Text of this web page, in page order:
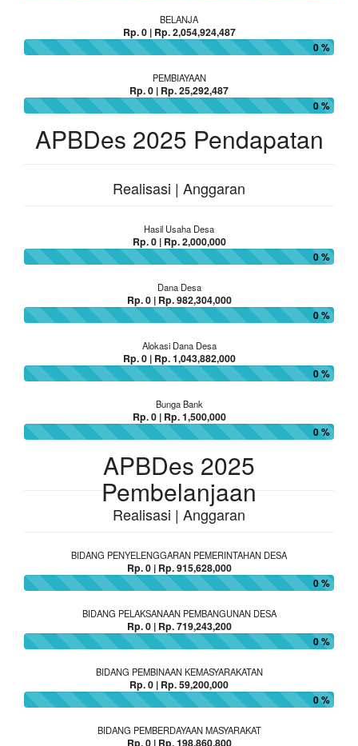
BELANJA
Rp. 0 | Rp. 2,054,924,487
0 %
PEMBIAYAAN
Rp. 0 | Rp. 25,292,487
0 %
APBDes 2025 Pendapatan
Realisasi | Anggaran
Hasil Usaha Desa
Rp. 0 | Rp. 2,000,000
0 %
Dana Desa
Rp. 0 | Rp. 982,304,000
0 %
Alokasi Dana Desa
Rp. 0 | Rp. 1,043,882,000
0 %
Bunga Bank
Rp. 0 | Rp. 1,500,000
0 %
APBDes 2025
Pembelanjaan
Realisasi | Anggaran
BIDANG PENYELENGGARAN PEMERINTAHAN DESA
Rp. 0 | Rp. 915,628,000
0 %
BIDANG PELAKSANAAN PEMBANGUNAN DESA
Rp. 0 | Rp. 719,243,200
0 %
BIDANG PEMBINAAN KEMASYARAKATAN
Rp. 0 | Rp. 59,200,000
0 %
BIDANG PEMBERDAYAAN MASYARAKAT
Rp. 0 | Rp. 198,860,800